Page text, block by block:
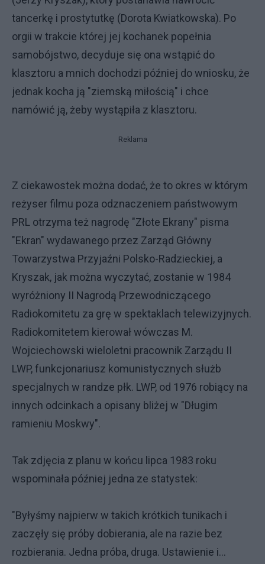
tancerkę i prostytutkę (Dorota Kwiatkowska). Po
orgii w trakcie której jej kochanek popełnia
samobójstwo, decyduje się ona wstąpić do
klasztoru a mnich dochodzi później do wniosku, że
jednak kocha ją "ziemską miłością" i chce
namówić ją, żeby wystąpiła z klasztoru.
Reklama
Z ciekawostek można dodać, że to okres w którym
reżyser filmu poza odznaczeniem państwowym
PRL otrzyma też nagrodę "Złote Ekrany" pisma
"Ekran" wydawanego przez Zarząd Główny
Towarzystwa Przyjaźni Polsko-Radzieckiej, a
Kryszak, jak można wyczytać, zostanie w 1984
wyróżniony II Nagrodą Przewodniczącego
Radiokomitetu za grę w spektaklach telewizyjnych.
Radiokomitetem kierował wówczas M.
Wojciechowski wieloletni pracownik Zarządu II
LWP, funkcjonariusz komunistycznych służb
specjalnych w randze płk. LWP, od 1976 robiący na
innych odcinkach a opisany bliżej w "Długim
ramieniu Moskwy".
Tak zdjęcia z planu w końcu lipca 1983 roku
wspominała później jedna ze statystek:
"Byłyśmy najpierw w takich krótkich tunikach i
zaczęły się próby dobierania, ale na razie bez
rozbierania. Jedna próba, druga. Ustawienie i...